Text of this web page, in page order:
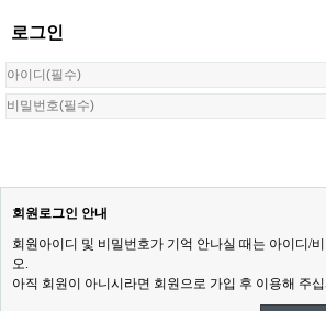
로그인
회원로그인 안내
회원아이디 및 비밀번호가 기억 안나실 때는 아이디/
오.
아직 회원이 아니시라면 회원으로 가입 후 이용해 주